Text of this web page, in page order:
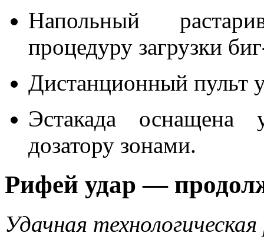
Напольный
процедуру загрузки
Дистанционный пульт
Эстакада
дозатору зонами.
Рифей удар —
Удачная